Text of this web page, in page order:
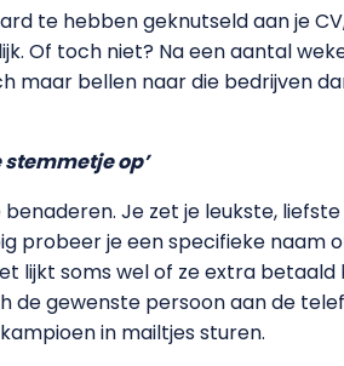
te hebben geknutseld aan je
Of toch niet? Na een aantal
maar bellen naar die bedrijven
op’
Je zet je leukste,
probeer je een specifieke
lijkt soms wel of ze extra
de gewenste persoon aan de
in mailtjes sturen.